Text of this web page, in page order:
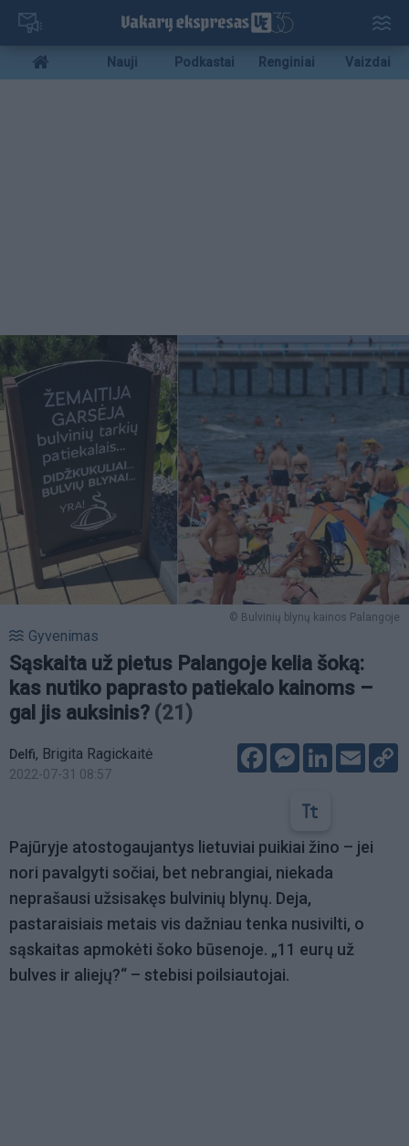
Pereiti
pagrindinį
turinį
Mobile
menu
Nauji Podkastai Renginiai Vaizdai
© Bulvinių blynų kainos Palangoje
Gyvenimas
Sąskaita už pietus Palangoje kelia šoką:
kas nutiko paprasto patiekalo kainoms –
gal jis auksinis? (21)
Delfi, Brigita Ragickaitė
2022-07-31 08:57
FacebookMessenger
LinkedIn
Email
Pajūryje atostogaujantys lietuviai puikiai žino – jei
nori pavalgyti sočiai, bet nebrangiai, niekada
neprašausi užsisakęs bulvinių blynų. Deja,
pastaraisiais metais vis dažniau tenka nusivilti, o
sąskaitas apmokėti šoko būsenoje. „11 eurų už
bulves ir aliejų?“ – stebisi poilsiautojai.